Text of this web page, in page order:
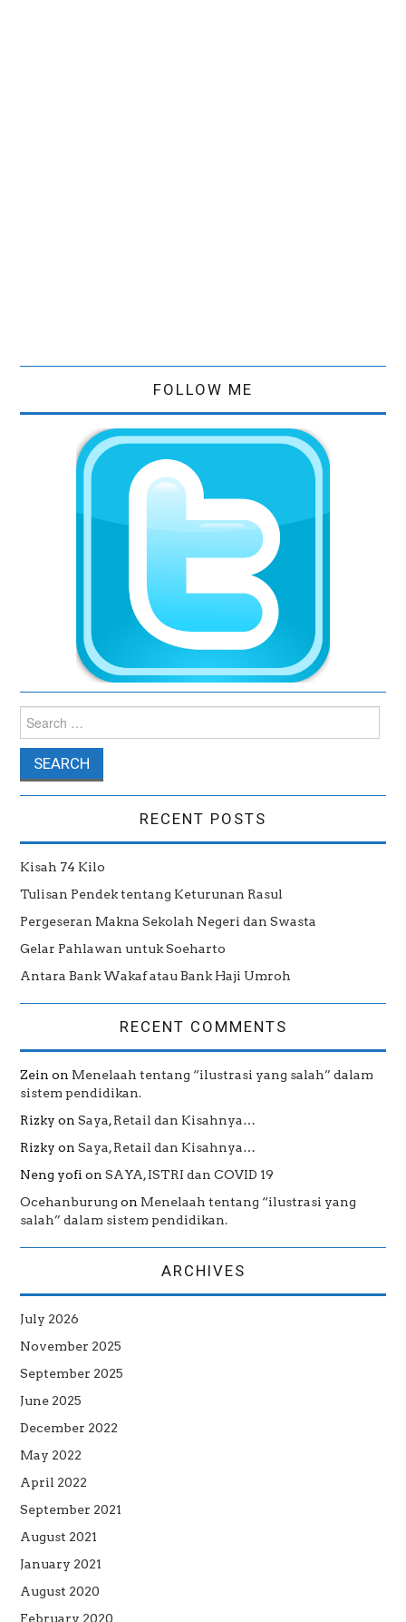
FOLLOW ME
Search for:
RECENT POSTS
Kisah 74 Kilo
Tulisan Pendek tentang Keturunan Rasul
Pergeseran Makna Sekolah Negeri dan Swasta
Gelar Pahlawan untuk Soeharto
Antara Bank Wakaf atau Bank Haji Umroh
RECENT COMMENTS
Zein on Menelaah tentang “ilustrasi yang salah” dalam
sistem pendidikan.
Rizky onSaya, Retail dan Kisahnya…
Rizky onSaya, Retail dan Kisahnya…
Neng yofi onSAYA, ISTRI dan COVID 19
Ocehanburung on Menelaah tentang “ilustrasi yang
salah” dalam sistem pendidikan.
ARCHIVES
July 2026
November 2025
September 2025
June 2025
December 2022
May 2022
April 2022
September 2021
August 2021
January 2021
August 2020
February 2020